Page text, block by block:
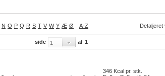
N O P Q R S T V W Y Æ Ø A-Z Detaljeret
side af 1
346 Kcal pr. stk.